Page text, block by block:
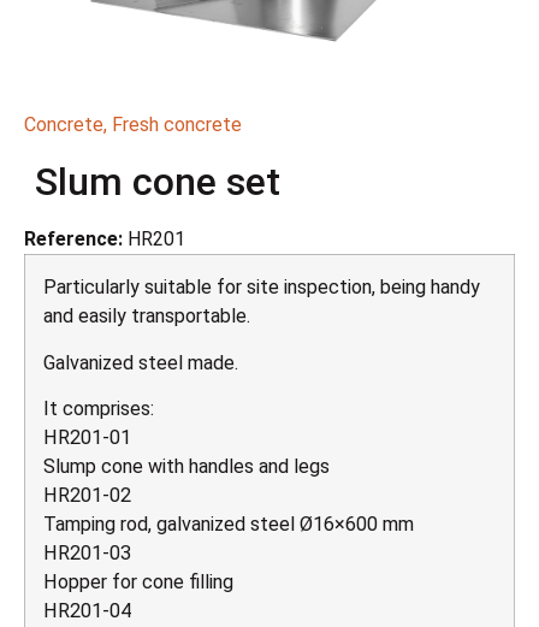
Concrete, Fresh concrete
Slum cone set
Reference: HR201
Particularly suitable for site inspection, being handy
and easily transportable.
Galvanized steel made.
It comprises:
HR201-01
Slump cone with handles and legs
HR201-02
Tamping rod, galvanized steel Ø16×600 mm
HR201-03
Hopper for cone filling
HR201-04